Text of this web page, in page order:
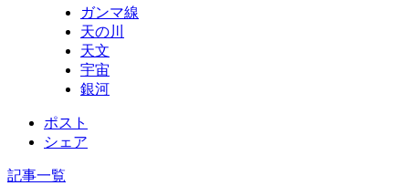
ガンマ線
天の川
天文
宇宙
銀河
ポスト
シェア
記事一覧